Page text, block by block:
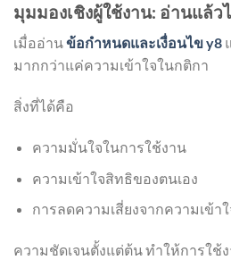
มุมมองเชิงผู้ใช้งาน: อ่านแล้ว
เมื่ออ่านข้อกำหนดและเงื่อนไข y8
มากกว่าแค่ความเข้าใจในกติกา
สิ่งที่ได้คือ
ความมั่นใจในการใช้งาน
ความเข้าใจสิทธิของตนเอง
การลดความเสี่ยงจากความเข้า
ความชัดเจนตั้งแต่ต้น ทำให้การใช้